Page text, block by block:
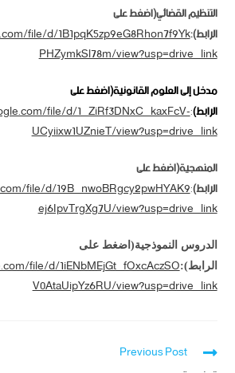
التنظيم القضائي(اضغط على
الرابط):file/d/1B1pqK5zp9eG8Rhon7f9Yk
PHZymkSl78m/view?usp=drive_link
مدخل إلى العلوم القانونية(اضغط على
الرابط):
file/d/1_ZiRf3DNxC_kaxFcV-
UCyiixw1UZnieT/view?usp=drive_link
المنهجية(اضغط على
الرابط):
file/d/19B_nwoBRgcy2pwHYAK9
ej6IpvTrgXg7U/view?usp=drive_link
الدروس النموذجية(اضغط على
الرابط):file/d/1iENbMEjGt_fOxcAczSO
V0AtaUipYz6RU/view?usp=drive_link
Previous Post